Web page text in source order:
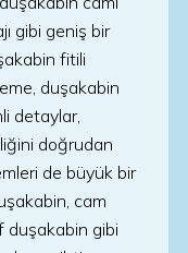
gibi geniş bir
fitili
duşakabin
detaylar,
doğrudan
de büyük bir
cam
duşakabin gibi